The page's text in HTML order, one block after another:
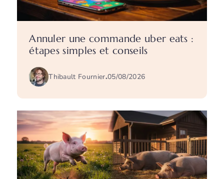
Annuler une commande uber eats :
étapes simples et conseils
Thibault Fournier.05/08/2026